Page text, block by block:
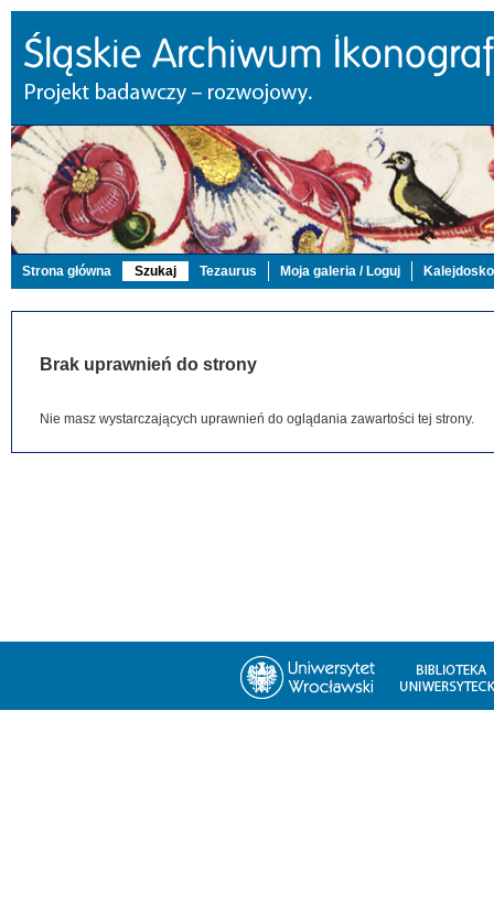
Strona główna Szukaj Tezaurus Moja galeria / Loguj
Brak uprawnień do strony
Nie masz wystarczających uprawnień do oglądania zawartości tej strony.